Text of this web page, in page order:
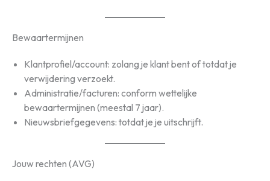
Bewaartermijnen
Klantprofiel/account: zolang je klant bent of totdat je
verwijdering verzoekt.
Administratie/facturen: conform wettelijke
bewaartermijnen (meestal 7 jaar).
Nieuwsbriefgegevens: totdat je je uitschrijft.
Jouw rechten (AVG)